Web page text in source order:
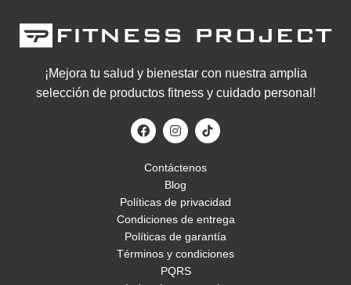
¡Mejora tu salud y bienestar con nuestra amplia
selección de productos fitness y cuidado personal!
Contáctenos
Blog
Políticas de privacidad
Condiciones de entrega
Políticas de garantía
Términos y condiciones
PQRS